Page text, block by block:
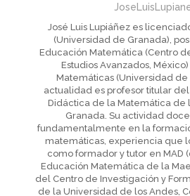
José Luis Lupiáñez es
(Universidad de Granada),
Educación Matemática (Centro
Estudios Avanzados,
Matemáticas (Universidad de
actualidad es profesor titular
Didáctica de la Matemática de
Granada. Su actividad
fundamentalmente en la
matemáticas, experiencia que
como formador y tutor en MAD
Educación Matemática de la
del Centro de Investigación y
de la Universidad de los Andes,